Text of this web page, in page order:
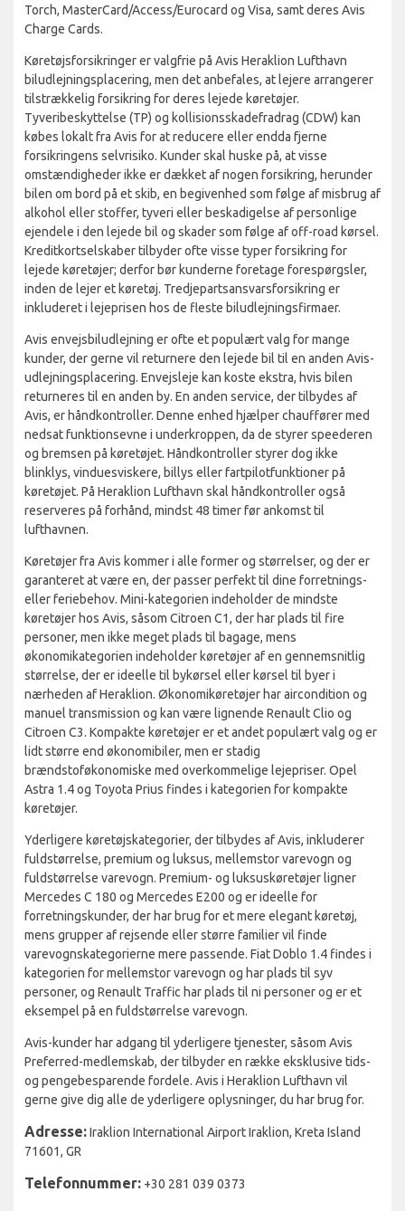
Torch, MasterCard/Access/Eurocard og Visa, samt deres Avis
Charge Cards.
Køretøjsforsikringer er valgfrie på Avis Heraklion Lufthavn
biludlejningsplacering, men det anbefales, at lejere arrangerer
tilstrækkelig forsikring for deres lejede køretøjer.
Tyveribeskyttelse (TP) og kollisionsskadefradrag (CDW) kan
købes lokalt fra Avis for at reducere eller endda fjerne
forsikringens selvrisiko. Kunder skal huske på, at visse
omstændigheder ikke er dækket af nogen forsikring, herunder
bilen om bord på et skib, en begivenhed som følge af misbrug af
alkohol eller stoffer, tyveri eller beskadigelse af personlige
ejendele i den lejede bil og skader som følge af off-road kørsel.
Kreditkortselskaber tilbyder ofte visse typer forsikring for
lejede køretøjer; derfor bør kunderne foretage forespørgsler,
inden de lejer et køretøj. Tredjepartsansvarsforsikring er
inkluderet i lejeprisen hos de fleste biludlejningsfirmaer.
Avis envejsbiludlejning er ofte et populært valg for mange
kunder, der gerne vil returnere den lejede bil til en anden Avis-
udlejningsplacering. Envejsleje kan koste ekstra, hvis bilen
returneres til en anden by. En anden service, der tilbydes af
Avis, er håndkontroller. Denne enhed hjælper chauffører med
nedsat funktionsevne i underkroppen, da de styrer speederen
og bremsen på køretøjet. Håndkontroller styrer dog ikke
blinklys, vinduesviskere, billys eller fartpilotfunktioner på
køretøjet. På Heraklion Lufthavn skal håndkontroller også
reserveres på forhånd, mindst 48 timer før ankomst til
lufthavnen.
Køretøjer fra Avis kommer i alle former og størrelser, og der er
garanteret at være en, der passer perfekt til dine forretnings-
eller feriebehov. Mini-kategorien indeholder de mindste
køretøjer hos Avis, såsom Citroen C1, der har plads til fire
personer, men ikke meget plads til bagage, mens
økonomikategorien indeholder køretøjer af en gennemsnitlig
størrelse, der er ideelle til bykørsel eller kørsel til byer i
nærheden af Heraklion. Økonomikøretøjer har aircondition og
manuel transmission og kan være lignende Renault Clio og
Citroen C3. Kompakte køretøjer er et andet populært valg og er
lidt større end økonomibiler, men er stadig
brændstoføkonomiske med overkommelige lejepriser. Opel
Astra 1.4 og Toyota Prius findes i kategorien for kompakte
køretøjer.
Yderligere køretøjskategorier, der tilbydes af Avis, inkluderer
fuldstørrelse, premium og luksus, mellemstor varevogn og
fuldstørrelse varevogn. Premium- og luksuskøretøjer ligner
Mercedes C 180 og Mercedes E200 og er ideelle for
forretningskunder, der har brug for et mere elegant køretøj,
mens grupper af rejsende eller større familier vil finde
varevognskategorierne mere passende. Fiat Doblo 1.4 findes i
kategorien for mellemstor varevogn og har plads til syv
personer, og Renault Traffic har plads til ni personer og er et
eksempel på en fuldstørrelse varevogn.
Avis-kunder har adgang til yderligere tjenester, såsom Avis
Preferred-medlemskab, der tilbyder en række eksklusive tids-
og pengebesparende fordele. Avis i Heraklion Lufthavn vil
gerne give dig alle de yderligere oplysninger, du har brug for.
Adresse:Iraklion International Airport Iraklion, Kreta Island
71601, GR
Telefonnummer: +30 281 039 0373